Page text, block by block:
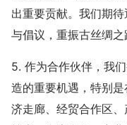
出重要贡献。我们期
与倡议，重振古丝绸之
5. 作为合作伙伴，我
造的重要机遇，特别
济走廊、经贸合作区